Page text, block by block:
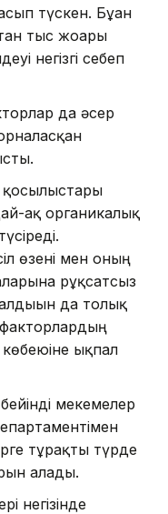
түскен. Бұған
тыс жоғары
негізгі себеп
да әсер
қосылыстары
ақ органикалық
өзені мен оның
рұқсатсыз
да толық
ықпал
мекемелер
тұрақты түрде
алады.
негізінде